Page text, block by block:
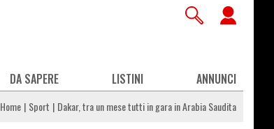
DA SAPERE LISTINI ANNUNCI
Home Sport Dakar, tra un mese tutti in gara in Arabia Saudita